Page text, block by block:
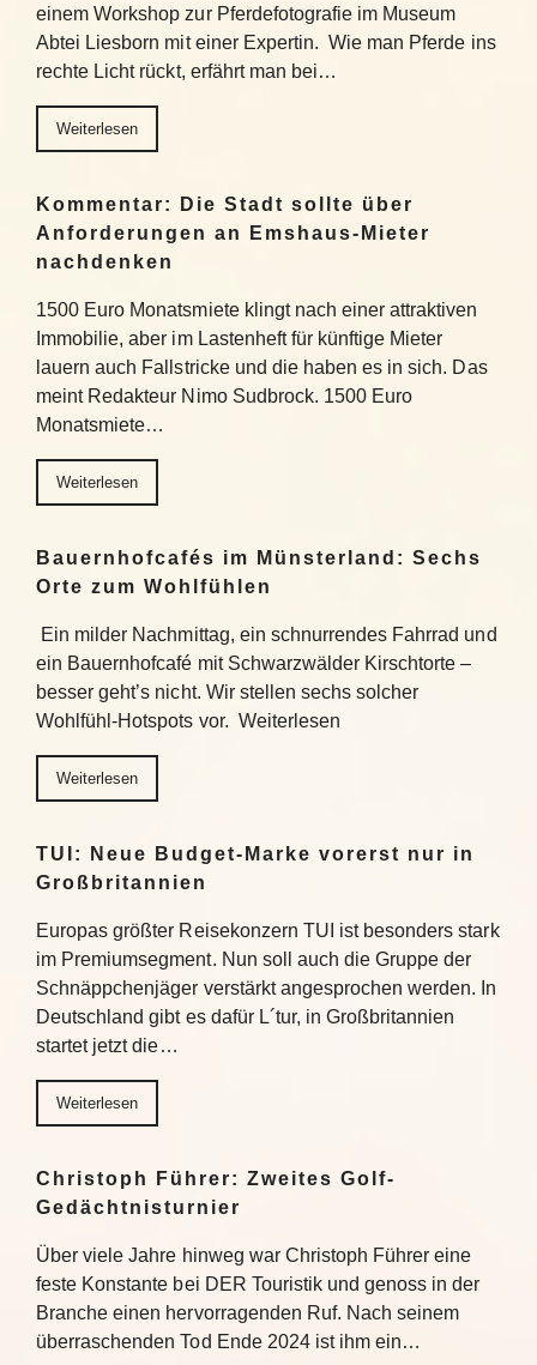
einem Workshop zur Pferdefotografie im Museum
Abtei Liesborn mit einer Expertin. Wie man Pferde ins
rechte Licht rückt, erfährt man bei…
Weiterlesen
Kommentar: Die Stadt sollte über
Anforderungen an Emshaus-Mieter
nachdenken
1500 Euro Monatsmiete klingt nach einer attraktiven
Immobilie, aber im Lastenheft für künftige Mieter
lauern auch Fallstricke und die haben es in sich. Das
meint Redakteur Nimo Sudbrock. 1500 Euro
Monatsmiete…
Weiterlesen
Bauernhofcafés im Münsterland: Sechs
Orte zum Wohlfühlen
Ein milder Nachmittag, ein schnurrendes Fahrrad und
ein Bauernhofcafé mit Schwarzwälder Kirschtorte –
besser geht’s nicht. Wir stellen sechs solcher
Wohlfühl-Hotspots vor. Weiterlesen
Weiterlesen
TUI: Neue Budget-Marke vorerst nur in
Großbritannien
Europas größter Reisekonzern TUI ist besonders stark
im Premiumsegment. Nun soll auch die Gruppe der
Schnäppchenjäger verstärkt angesprochen werden. In
Deutschland gibt es dafür L´tur, in Großbritannien
startet jetzt die…
Weiterlesen
Christoph Führer: Zweites Golf-
Gedächtnisturnier
Über viele Jahre hinweg war Christoph Führer eine
feste Konstante bei DER Touristik und genoss in der
Branche einen hervorragenden Ruf. Nach seinem
überraschenden Tod Ende 2024 ist ihm ein…